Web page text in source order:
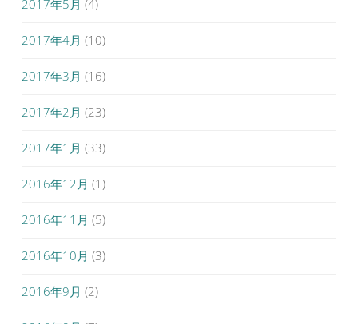
2017年5月 (4)
2017年4月 (10)
2017年3月 (16)
2017年2月 (23)
2017年1月 (33)
2016年12月 (1)
2016年11月 (5)
2016年10月 (3)
2016年9月 (2)